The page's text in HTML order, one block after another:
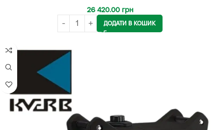
26 420.00 грн
ДОДАТИ В КОШИК